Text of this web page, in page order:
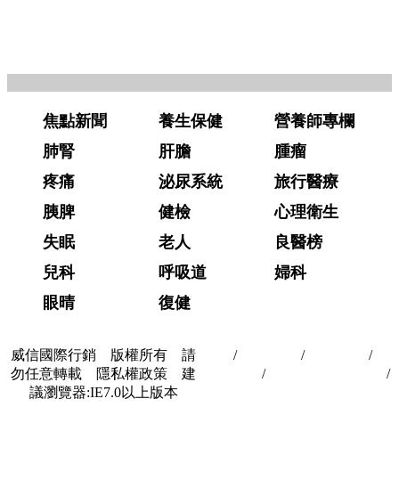
焦點新聞 養生保健
營養師專欄
肺腎
肝膽
腫瘤
疼痛
泌尿系統
旅行醫療
胰脾
健檢
心理衛生
失眠
老人
良醫榜
兒科
呼吸道
婦科
眼晴
復健
威信國際行銷 版權所有 請
勿任意轉載 隱私權政策 建
議瀏覽器:IE7.0以上版本
/ / /
/
/